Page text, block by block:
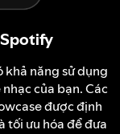
Spotify
khả năng sử dụng
của bạn. Các
được định
tối ưu hóa để đưa